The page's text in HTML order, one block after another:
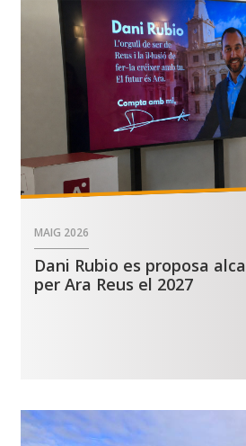
MAIG 2026
Dani Rubio es proposa
per Ara Reus el 2027